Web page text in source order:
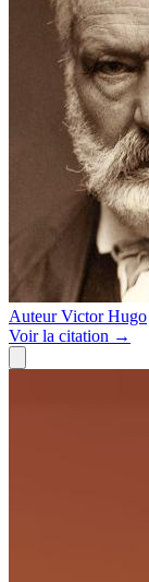
Auteur Victor Hugo
Voirla citation →